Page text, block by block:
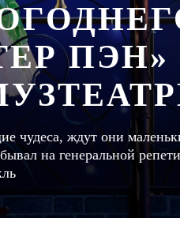
чудеса, ждут они
на генеральной